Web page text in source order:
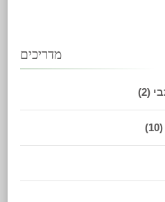
מדריכים
(2)
(10)